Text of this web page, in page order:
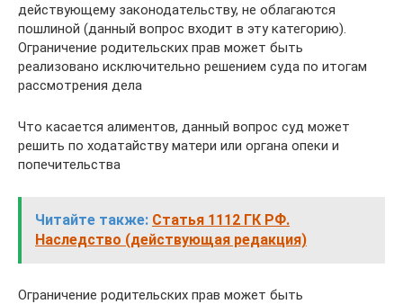
действующему законодательству, не облагаются
пошлиной (данный вопрос входит в эту категорию).
Ограничение родительских прав может быть
реализовано исключительно решением суда по итогам
рассмотрения дела
Что касается алиментов, данный вопрос суд может
решить по ходатайству матери или органа опеки и
попечительства
Читайте также: Статья 1112 ГК РФ.
Наследство (действующая редакция)
Ограничение родительских прав может быть